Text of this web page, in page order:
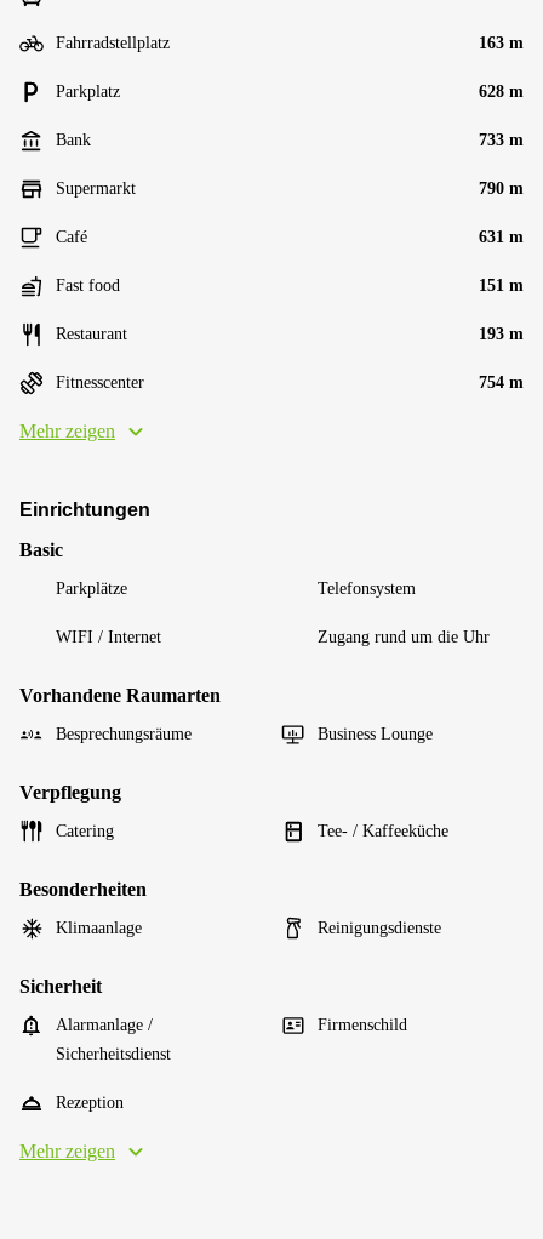
Fahrradstellplatz 163 m
Parkplatz 628 m
Bank 733 m
Supermarkt 790 m
Café 631 m
Fast food 151 m
Restaurant 193 m
Fitnesscenter 754 m
Mehr zeigen
Einrichtungen
Basic
Parkplätze Telefonsystem
WIFI / Internet Zugang rund um die Uhr
Vorhandene Raumarten
Besprechungsräume Business Lounge
Verpflegung
Catering Tee- / Kaffeeküche
Besonderheiten
Klimaanlage Reinigungsdienste
Sicherheit
Alarmanlage /
Sicherheitsdienst
Firmenschild
Rezeption
Mehr zeigen